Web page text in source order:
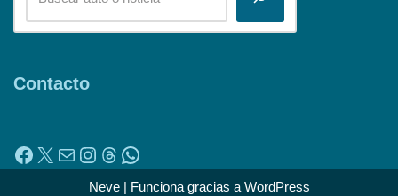
Contacto
Neve| Funciona gracias a WordPress